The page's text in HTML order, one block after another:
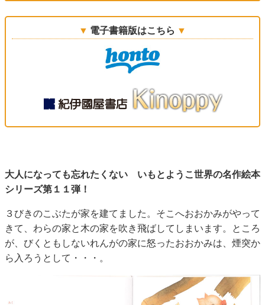
電子書籍版はこちら
大人になっても忘れたくない いもとようこ世界の名作絵本
シリーズ第１１弾！
３びきのこぶたが家を建てました。そこへおおかみがやって
きて、わらの家と木の家を吹き飛ばしてしまいます。ところ
が、びくともしないれんがの家に怒ったおおかみは、煙突か
ら入ろうとして・・・。